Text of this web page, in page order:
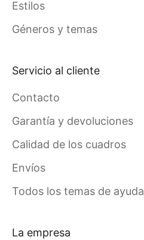
Estilos
Géneros y temas
Servicio al cliente
Contacto
Garantía y devoluciones
Calidad de los cuadros
Envíos
Todos los temas de ayuda
La empresa